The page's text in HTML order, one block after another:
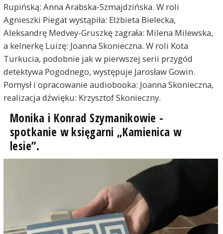
Rupińską: Anna Arabska-Szmajdzińska. W roli
Agnieszki Piegat wystąpiła: Elżbieta Bielecka,
Aleksandrę Medvey-Gruszkę zagrała: Milena Milewska,
a kelnerkę Luizę: Joanna Skonieczna. W roli Kota
Turkucia, podobnie jak w pierwszej serii przygód
detektywa Pogodnego, występuje Jarosław Gowin.
Pomysł i opracowanie audiobooka: Joanna Skonieczna,
realizacja dźwięku: Krzysztof Skonieczny.
Monika i Konrad Szymanikowie -
spotkanie w księgarni „Kamienica w
lesie”.